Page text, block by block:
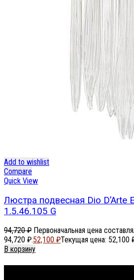
Add to wishlist
Compare
Quick View
Люстра подвесная Dio D’Arte
1.5.46.105 G
94,720₽ Первоначальная цена
94,720 ₽.52,100 ₽Текущая цена: 52,100
В корзину